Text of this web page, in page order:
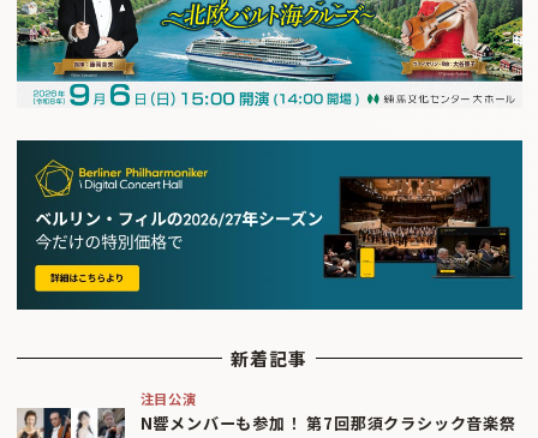
新着記事
注目公演
N響メンバーも参加！ 第7回那須クラシック音楽祭